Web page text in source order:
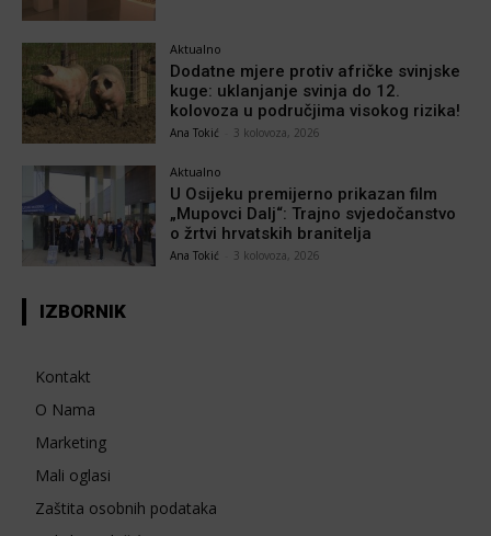
Aktualno
Dodatne mjere protiv afričke svinjske
kuge: uklanjanje svinja do 12.
kolovoza u područjima visokog rizika!
Ana Tokić 3 kolovoza, 2026
Aktualno
U Osijeku premijerno prikazan film
„Mupovci Dalj“: Trajno svjedočanstvo
o žrtvi hrvatskih branitelja
Ana Tokić 3 kolovoza, 2026
IZBORNIK
Kontakt
O Nama
Marketing
Mali oglasi
Zaštita osobnih podataka